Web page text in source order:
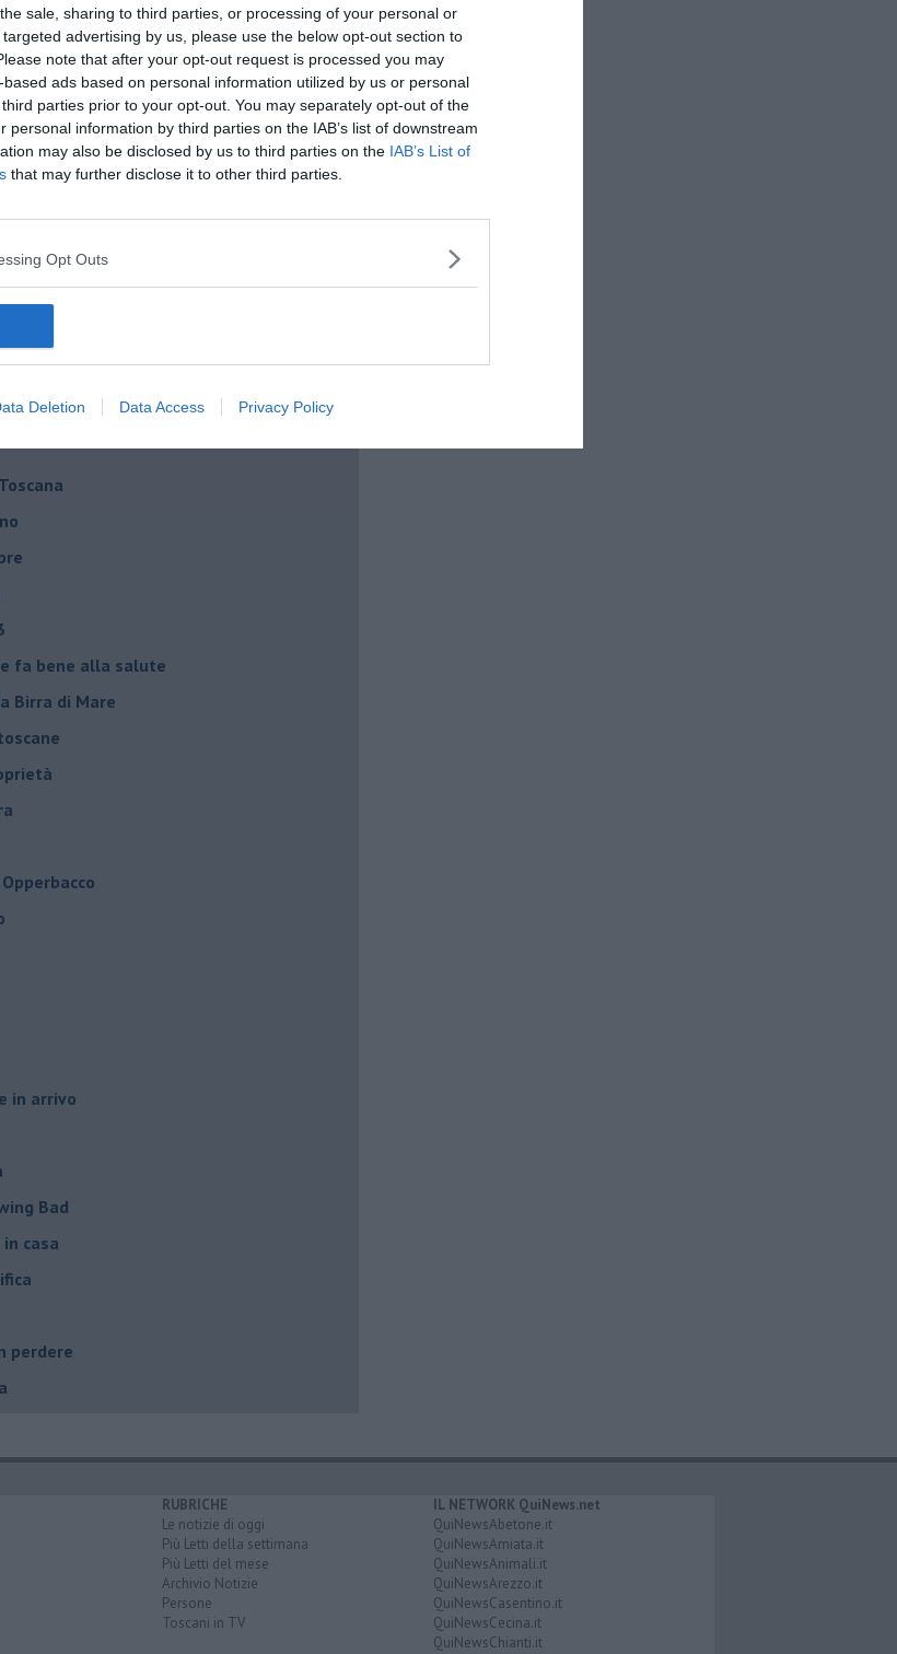
sale, sharing to third parties, or processing of your personal or
advertising by us, please use the below opt-out section to
note that after your opt-out request is processed you may
ads based on personal information utilized by us or personal
parties prior to your opt-out. You may separately opt-out of the
personal information by third parties on the IAB’s list of downstream
may also be disclosed by us to third parties on the IAB’s List of
that may further disclose it to other third parties.
Opt Outs
Deletion Data Access Privacy Policy
Cappannari
riguarda
CONAI
fa bene alla salute
Birra di Mare
in arrivo
Bad
casa
perdere
RUBRICHE
Le notizie di oggi
Più Letti della settimana
Più Letti del mese
Archivio Notizie
Persone
Toscani in TV
IL NETWORK QuiNews.net
QuiNewsAbetone.it
QuiNewsAmiata.it
QuiNewsAnimali.it
QuiNewsArezzo.it
QuiNewsCasentino.it
QuiNewsCecina.it
QuiNewsChianti.it